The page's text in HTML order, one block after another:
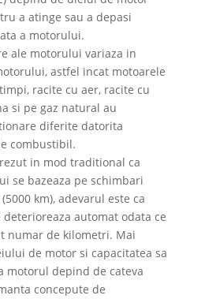
a atinge sau a depasi
a motorului.
ale motorului variaza in
astfel incat motoarele
racite cu aer, racite cu
si pe gaz natural au
diferite datorita
combustibil.
in mod traditional ca
se bazeaza pe schimbari
km), adevarul este ca
automat odata ce
numar de kilometri. Mai
de motor si capacitatea sa
motorul depind de cateva
concepute de